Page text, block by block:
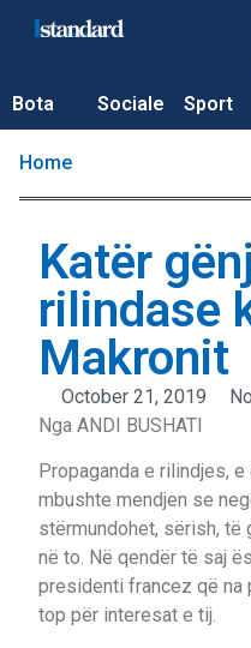
Bota Sociale Sport
Home
Katër
rilindase
Makronit
October 21, 2019
Nga ANDI BUSHATI
Propaganda e rilindjes,
mbushte mendjen se
stërmundohet, sërish,
në to. Në qendër të saj
presidenti francez që na
top për interesat e tij.